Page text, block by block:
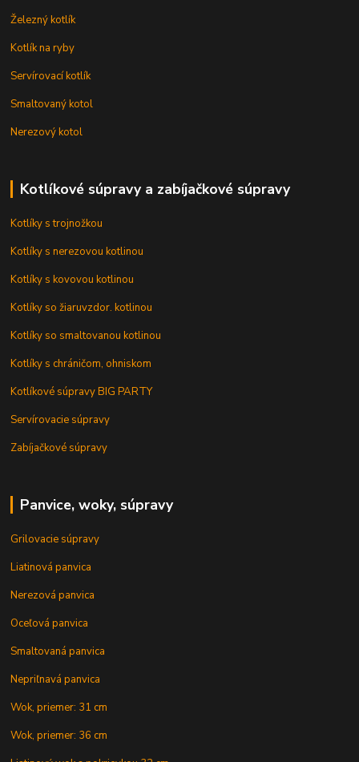
Železný kotlík
Kotlík na ryby
Servírovací kotlík
Smaltovaný kotol
Nerezový kotol
Kotlíkové súpravy a zabíjačkové súpravy
Kotlíky s trojnožkou
Kotlíky s nerezovou kotlinou
Kotlíky s kovovou kotlinou
Kotlíky so žiaruvzdor. kotlinou
Kotlíky so smaltovanou kotlinou
Kotlíky s chráničom, ohniskom
Kotlíkové súpravy BIG PARTY
Servírovacie súpravy
Zabíjačkové súpravy
Panvice, woky, súpravy
Grilovacie súpravy
Liatinová panvica
Nerezová panvica
Oceľová panvica
Smaltovaná panvica
Nepriľnavá panvica
Wok, priemer: 31 cm
Wok, priemer: 36 cm